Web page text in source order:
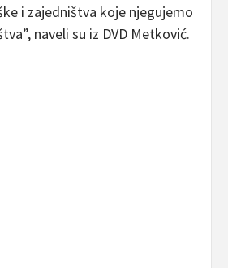
i zajedništva koje njegujemo
naveli su iz DVD Metković.